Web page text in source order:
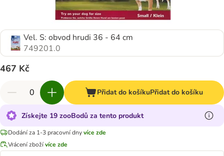
Vel. S: obvod hrudi 36 - 64 cm
749201.0
467 Kč
Přidat do košíkuPřidat do košíku
Získejte 19 zooBodů za tento produkt
Dodání za 1-3 pracovní dnyvíce zde
Vrácení zbožívíce zde